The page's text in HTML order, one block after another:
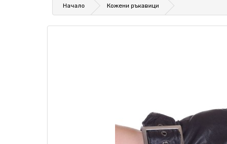
Начало Кожени ръкавици